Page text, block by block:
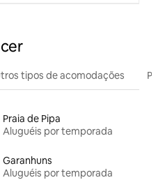
tipos de acomodações
Praia de Pipa
Aluguéis por temporada
Garanhuns
Aluguéis por temporada